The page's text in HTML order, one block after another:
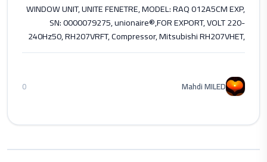
WINDOW UNIT, UNITE FENETRE, MODEL: RAQ 012A5CM EXP,
SN: 0000079275, unionaire®,FOR EXPORT, VOLT 220-
240Hz50, RH207VRFT, Compressor, Mitsubishi RH207VHET,
1.34 hp,...
Mahdi MILED
0